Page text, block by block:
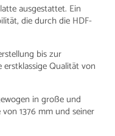
ausgestattet. Ein
die durch die HDF-
bis zur
Qualität von
in große und
1376 mm und seiner